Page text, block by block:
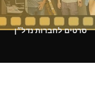
סרטים לחברות נדל״ן